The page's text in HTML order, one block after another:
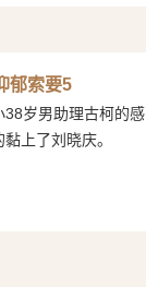
郁索要5
男助理古柯的感
黏上了刘晓庆。